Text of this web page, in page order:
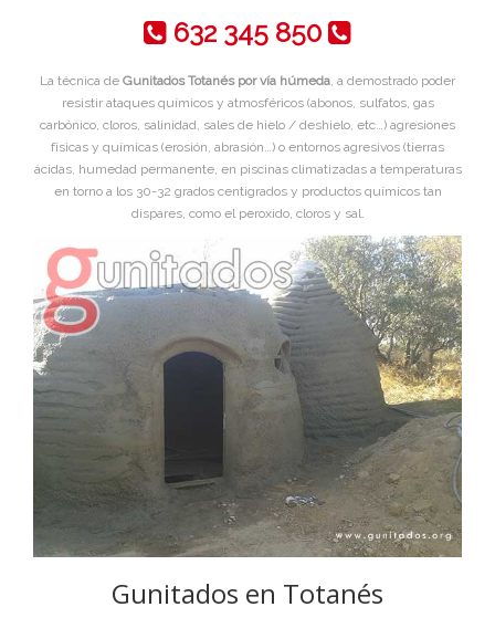
632 345 850
La técnica de Gunitados Totanés por vía húmeda, a demostrado poder
resistir ataques químicos y atmosféricos (abonos, sulfatos, gas
carbónico, cloros, salinidad, sales de hielo / deshielo, etc…) agresiones
físicas y químicas (erosión, abrasión…) o entornos agresivos (tierras
ácidas, humedad permanente, en piscinas climatizadas a temperaturas
en torno a los 30-32 grados centigrados y productos químicos tan
dispares, como el peroxido, cloros y sal.
Gunitados en Totanés